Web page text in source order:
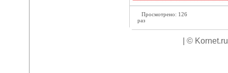
Просмотрено: 126
раз
| ©